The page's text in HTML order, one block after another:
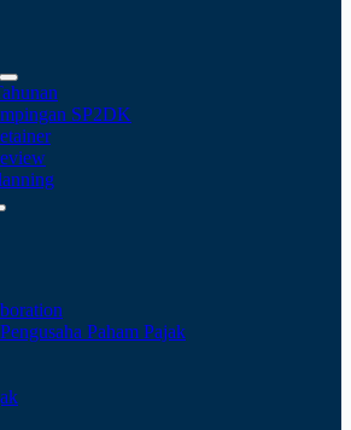
SP2DK
Paham Pajak